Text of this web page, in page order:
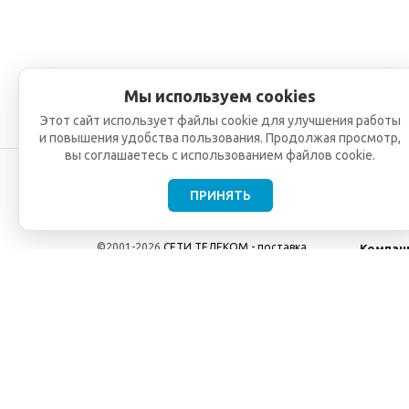
©2001-2026 СЕТИ ТЕЛЕКОМ - поставка,
Мы используем cookies
Этот сайт использует файлы cookie для улучшения работы
и повышения удобства пользования. Продолжая просмотр,
вы соглашаетесь с использованием файлов cookie.
ПРИНЯТЬ